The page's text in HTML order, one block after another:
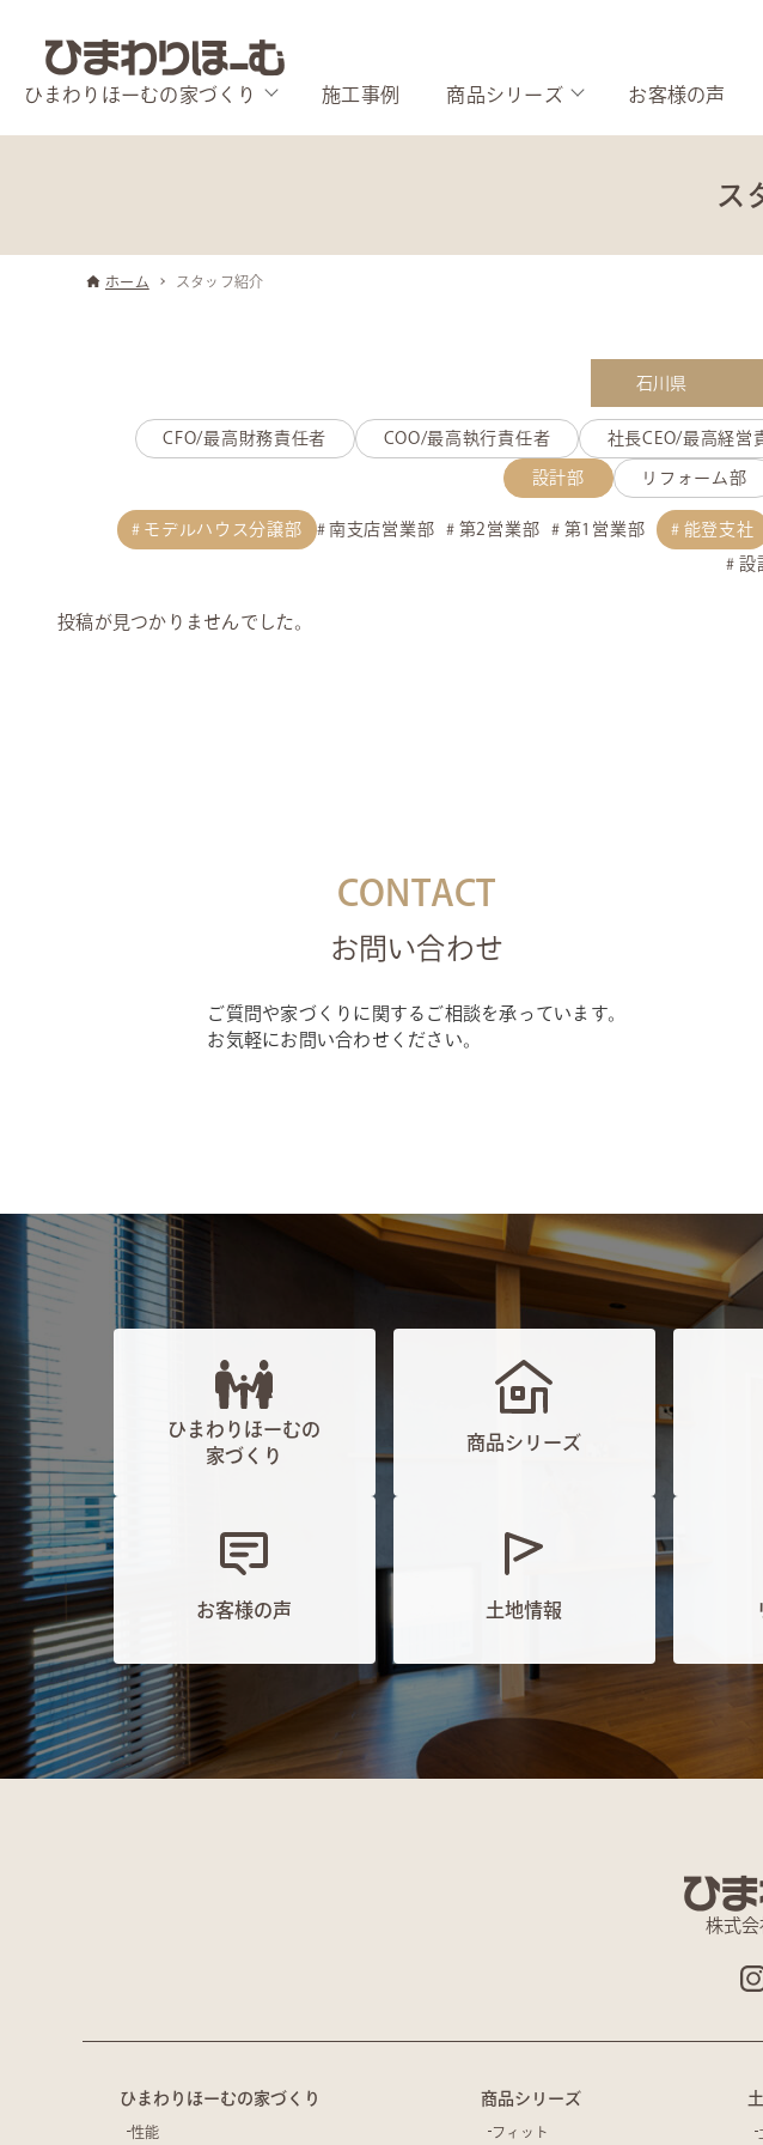
ひまわりほーむの家づくり 施工事例 商品シリーズ お客様の声
ス
ホーム スタッフ紹介
石川県
CFO/最高財務責任者 COO/最高執行責任者 社長CEO/最高経営
設計部 リフォーム部
モデルハウス分譲部 南支店営業部 第2営業部 第1営業部 能登支社
設
投稿が見つかりませんでした。
CONTACT
お問い合わせ
ご質問や家づくりに関するご相談を承っています。
お気軽にお問い合わせください。
ひまわりほーむの
家づくり
商品シリーズ
お客様の声 土地情報
株式会
ひまわりほーむの家づくり
性能
商品シリーズ
フィット